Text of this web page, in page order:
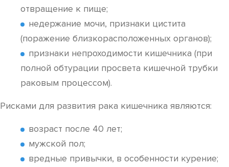
отвращение к пище;
недержание мочи, признаки цистита
(поражение близкорасположенных органов);
признаки непроходимости кишечника (при
полной обтурации просвета кишечной трубки
раковым процессом).
Рисками для развития рака кишечника являются:
возраст после 40 лет;
мужской пол;
вредные привычки, в особенности курение;